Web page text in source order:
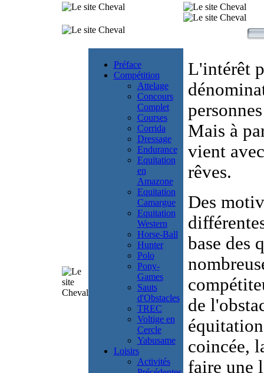
Préface
Compétition
Attelage
Concours
Complet
Courses
Corrida
Dressage
Endurance
Equitation
en
Amazone
Equitation
Camargue
Equitation
Western
Horse-Ball
Hunter
Polo
Pony-
Games
Sauts
d'Obstacles
TREC
Voltige en
Cercle
Yabusame
Loisirs
Activités
L'intérêt
Mais à
vient
rêves.
Des
base des
de
coincée,
faire une